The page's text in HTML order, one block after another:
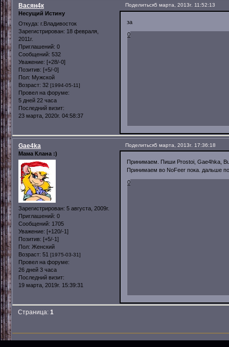
Поделиться5 марта, 2013г. 11:52:13
Васян4к
Несущий Истину
Откуда: г.Владивосток
Зарегистрирован: 18 февраля,
2011г.
Приглашений: 0
Сообщений: 532
Уважение: [+28/-0]
Позитив: [+5/-0]
Пол: Мужской
Возраст: 32 [1994-05-11]
Провел на форуме:
5 дней 22 часа
Последний визит:
23 марта, 2020г. 04:58:37
за
0
Поделиться5 марта, 2013г. 17:36:18
Gae4ka
Мама Клана :)
Зарегистрирован: 5 августа, 2009г.
Приглашений: 0
Сообщений: 1705
Уважение: [+120/-1]
Позитив: [+5/-1]
Пол: Женский
Возраст: 51 [1975-03-31]
Провел на форуме:
26 дней 3 часа
Последний визит:
19 марта, 2019г. 15:39:31
Принимаем. Пиши Prostoi, Gae4hka,
Принимаем во NoFeer пока. дальше
0
Страница:1